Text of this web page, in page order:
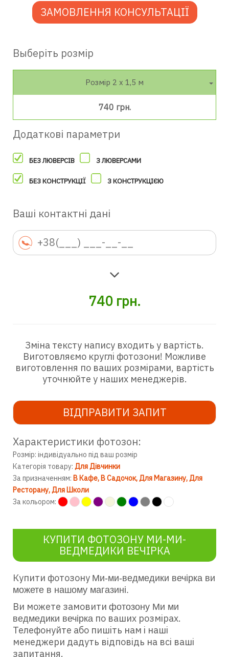
ЗАМОВЛЕННЯ КОНСУЛЬТАЦІЇ
Выберіть розмір
Розмір 2 х 1,5 м
740 грн.
Додаткові параметри
БЕЗ ЛЮВЕРСІВ З ЛЮВЕРСАМИ
БЕЗ КОНСТРУКЦІЇ З КОНСТРУКЦІЄЮ
Ваші контактні дані
740 грн.
Зміна тексту напису входить у вартість.
Виготовляємо круглі фотозони! Можливе
виготовлення по ваших розмірами, вартість
уточнюйте у наших менеджерів.
ВІДПРАВИТИ ЗАПИТ
Характеристики фотозон:
Розмір: індивідуально під ваш розмір
Категорія товару: Для Дівчинки
За призначенням: В Кафе В Садочок Для Магазину Для
Ресторану Для Школи
За кольором:
КУПИТИ ФОТОЗОНУ МИ-МИ-
ВЕДМЕДИКИ ВЕЧІРКА
Купити фотозону Ми-ми-ведмедики вечірка ви
можете в нашому магазині.
Ви можете замовити фотозону Ми ми
ведмедики вечірка по ваших розмірах.
Телефонуйте або пишіть нам і наші
менеджери дадуть відповідь на всі ваші
запитання.